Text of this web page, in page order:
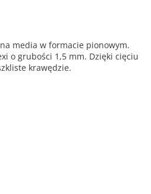
media w formacie pionowym.
o grubości 1,5 mm. Dzięki cięciu
krawędzie.